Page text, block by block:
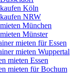
Köln
NRW
München
Münster
mieten für Essen
mieten Wuppertal
mieten Essen
mieten für Bochum